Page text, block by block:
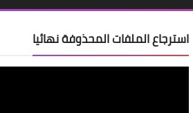
استرجاع الملفات المحذوفة نهائيا